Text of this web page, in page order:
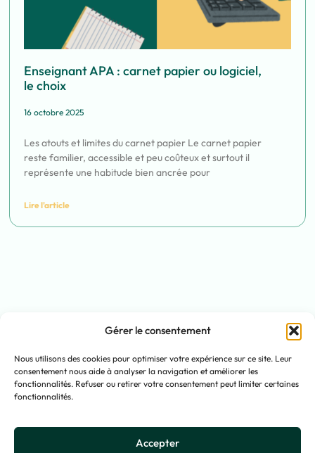
Gérer le consentement
Nous utilisons des cookies pour optimiser votre expérience sur ce site. Leur
consentement nous aide à analyser la navigation et améliorer les
fonctionnalités. Refuser ou retirer votre consentement peut limiter certaines
fonctionnalités.
Accepter
Enseignant APA : carnet papier ou logiciel,
le choix
16 octobre 2025
Les atouts et limites du carnet papier Le carnet papier
reste familier, accessible et peu coûteux et surtout il
représente une habitude bien ancrée pour
Lire l'article
À propos La solution Tarifs
Je suis patient